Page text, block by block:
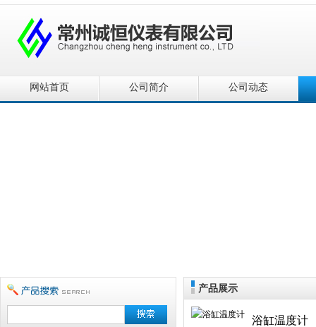
网站首页 公司简介 公司动态
产品展示
浴缸温度计